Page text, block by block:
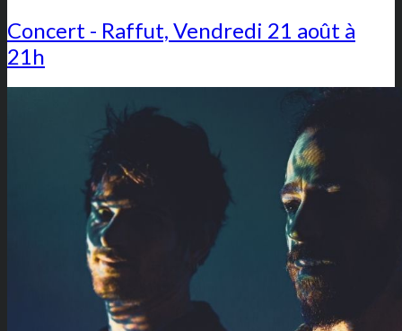
Concert - Raffut, Vendredi 21 août à
21h